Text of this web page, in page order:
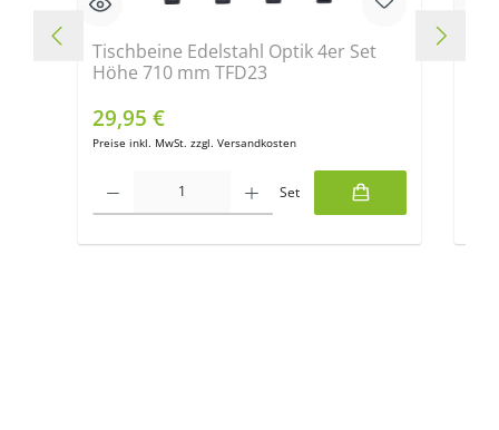
Tischbeine Edelstahl Optik 4er Set
Höhe 710 mm TFD23
Verkaufspreis:
29,95 €
Preise inkl. MwSt. zzgl. Versandkosten
Produkt Anzahl: Gib den gewünschten Wert ein oder benutze die
Set